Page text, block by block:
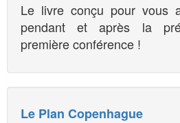
Le livre conçu pour vous
pendant et après la
première conférence !
Le Plan Copenhague